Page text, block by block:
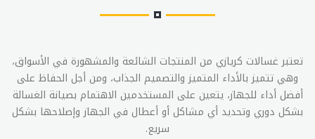
تعتبر غسالات كريازي من المنتجات الشائعة والمشهورة في الأسواق،
وهي تتميز بالأداء المتميز والتصميم الجذاب، ومن أجل الحفاظ على
أفضل أداء للجهاز، يتعين على المستخدمين الاهتمام بصيانة الغسالة
بشكل دوري وتحديد أي مشاكل أو أعطال في الجهاز وإصلاحها بشكل
سريع.